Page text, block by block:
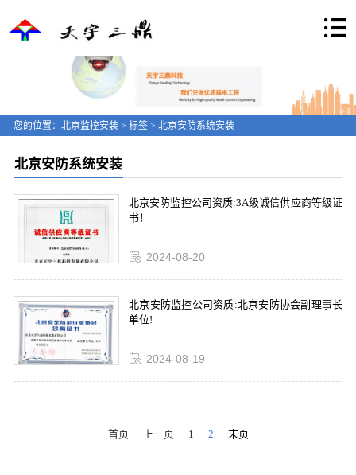
您的位置： 北京监控安装 > 标签 > 北京安防系统安装
北京安防系统安装
北京安防监控公司资质:3A级诚信供应商等级证
书！
2024-08-20
北京安防监控公司资质:北京安防协会副理事长
单位!
2024-08-19
首页 上一页 1 2 末页